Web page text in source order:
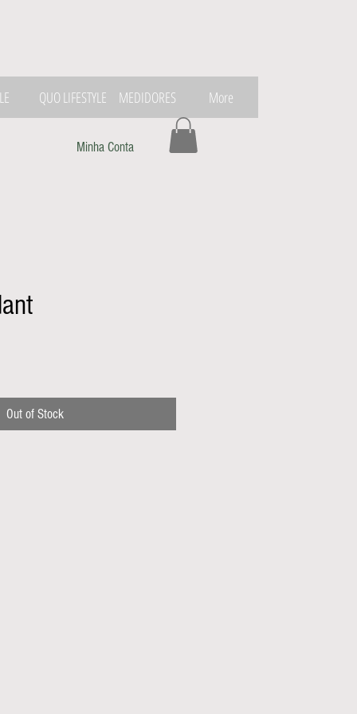
QUO LIFESTYLE MEDIDORES More
Minha Conta
Out of Stock